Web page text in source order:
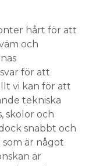
snabbt och
är något
är
bästa för
för att hjälpa
I SÅ FALL
GRAD?